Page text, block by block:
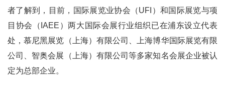
者了解到，目前，国际展览业协会（UFI）和国际展览与项
目协会（IAEE）两大国际会展行业组织已在浦东设立代表
处，慕尼黑展览（上海）有限公司、上海博华国际展览有限
公司、智奥会展（上海）有限公司等多家知名会展企业被认
定为总部企业。